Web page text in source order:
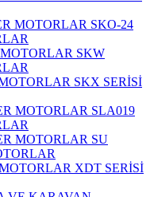
SKO-24
SKW
SKX SERİSİ
SLA019
SU
XDT SERİSİ